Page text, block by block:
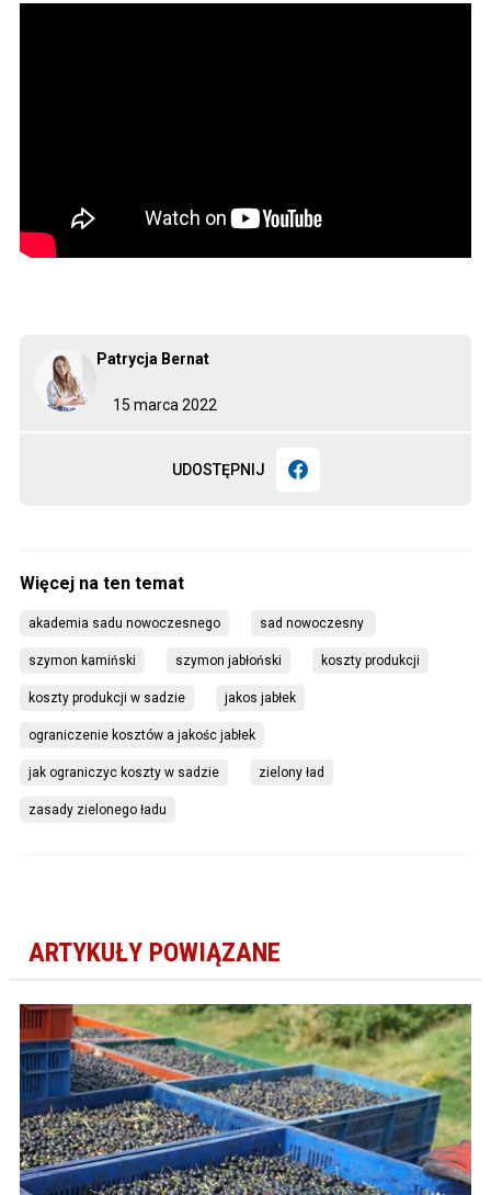
15 marca 2022
Patrycja Bernat
UDOSTĘPNIJ
akademia sadu nowoczesnego sad nowoczesny
szymon kamiński szymon jabłoński koszty produkcji
koszty produkcji w sadzie jakos jabłek
ograniczenie kosztów a jakośc jabłek
jak ograniczyc koszty w sadzie zielony ład
zasady zielonego ładu
ARTYKUŁY POWIĄZANE